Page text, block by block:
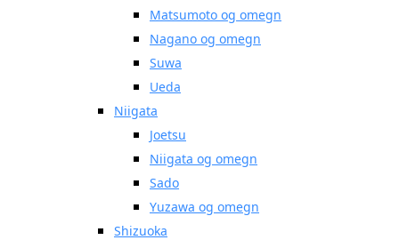
Matsumoto og omegn
Nagano og omegn
Suwa
Ueda
Niigata
Joetsu
Niigata og omegn
Sado
Yuzawa og omegn
Shizuoka